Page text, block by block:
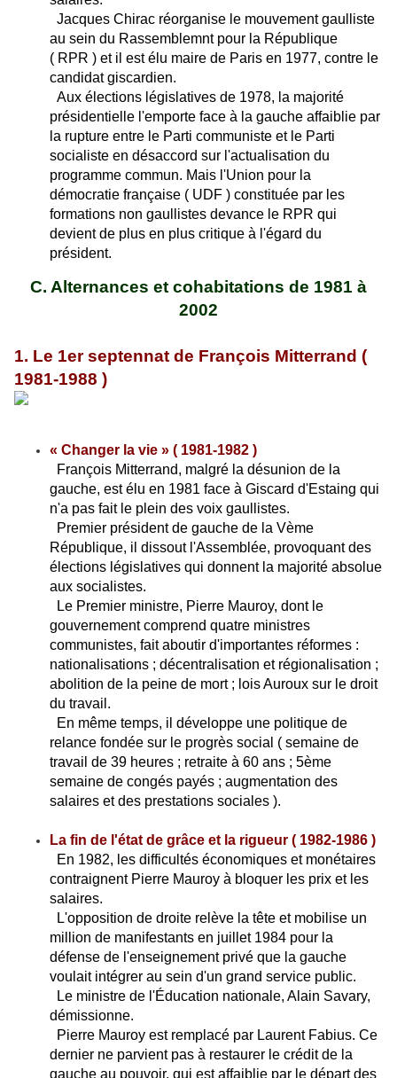
Jacques Chirac réorganise le mouvement gaulliste
au sein du Rassemblemnt pour la République
( RPR ) et il est élu maire de Paris en 1977, contre le
candidat giscardien.
Aux élections législatives de 1978, la majorité
présidentielle l'emporte face à la gauche affaiblie par
la rupture entre le Parti communiste et le Parti
socialiste en désaccord sur l'actualisation du
programme commun. Mais l'Union pour la
démocratie française ( UDF ) constituée par les
formations non gaullistes devance le RPR qui
devient de plus en plus critique à l'égard du
président.
C. Alternances et cohabitations de 1981 à
2002
1. Le 1er septennat de François Mitterrand (
1981-1988 )
« Changer la vie » ( 1981-1982 )
François Mitterrand, malgré la désunion de la
gauche, est élu en 1981 face à Giscard d'Estaing qui
n'a pas fait le plein des voix gaullistes.
Premier président de gauche de la Vème
République, il dissout l'Assemblée, provoquant des
élections législatives qui donnent la majorité absolue
aux socialistes.
Le Premier ministre, Pierre Mauroy, dont le
gouvernement comprend quatre ministres
communistes, fait aboutir d'importantes réformes :
nationalisations ; décentralisation et régionalisation ;
abolition de la peine de mort ; lois Auroux sur le droit
du travail.
En même temps, il développe une politique de
relance fondée sur le progrès social ( semaine de
travail de 39 heures ; retraite à 60 ans ; 5ème
semaine de congés payés ; augmentation des
salaires et des prestations sociales ).
La fin de l'état de grâce et la rigueur ( 1982-1986 )
En 1982, les difficultés économiques et monétaires
contraignent Pierre Mauroy à bloquer les prix et les
salaires.
L'opposition de droite relève la tête et mobilise un
million de manifestants en juillet 1984 pour la
défense de l'enseignement privé que la gauche
voulait intégrer au sein d'un grand service public.
Le ministre de l'Éducation nationale, Alain Savary,
démissionne.
Pierre Mauroy est remplacé par Laurent Fabius. Ce
dernier ne parvient pas à restaurer le crédit de la
gauche au pouvoir, qui est affaiblie par le départ des